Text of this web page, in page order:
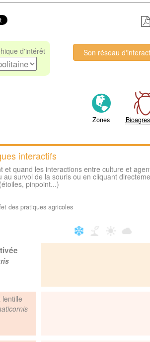
d'intérêt Son réseau
Zones
interactifs
et quand les interactions entre culture et
au survol de la souris ou en cliquant
pinpoint...)
des pratiques agricoles
lentille